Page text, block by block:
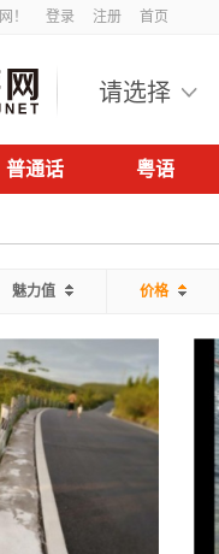
！ 登录 注册 首页
请选择
普通话 粤语
魅力值 价格